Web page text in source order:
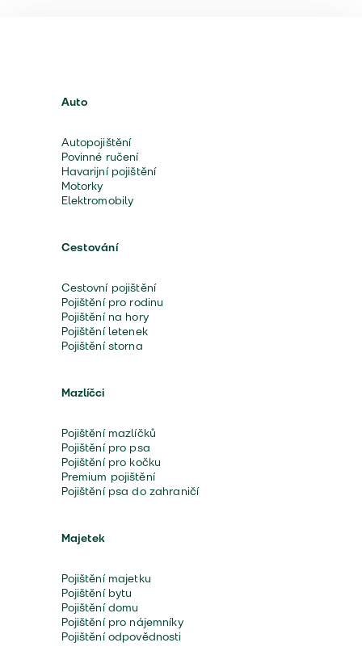
Auto
Autopojištění
Povinné ručení
Havarijní pojištění
Motorky
Elektromobily
Cestování
Cestovní pojištění
Pojištění pro rodinu
Pojištění na hory
Pojištění letenek
Pojištění storna
Mazlíčci
Pojištění mazlíčků
Pojištění pro psa
Pojištění pro kočku
Premium pojištění
Pojištění psa do zahraničí
Majetek
Pojištění majetku
Pojištění bytu
Pojištění domu
Pojištění pro nájemníky
Pojištění odpovědnosti